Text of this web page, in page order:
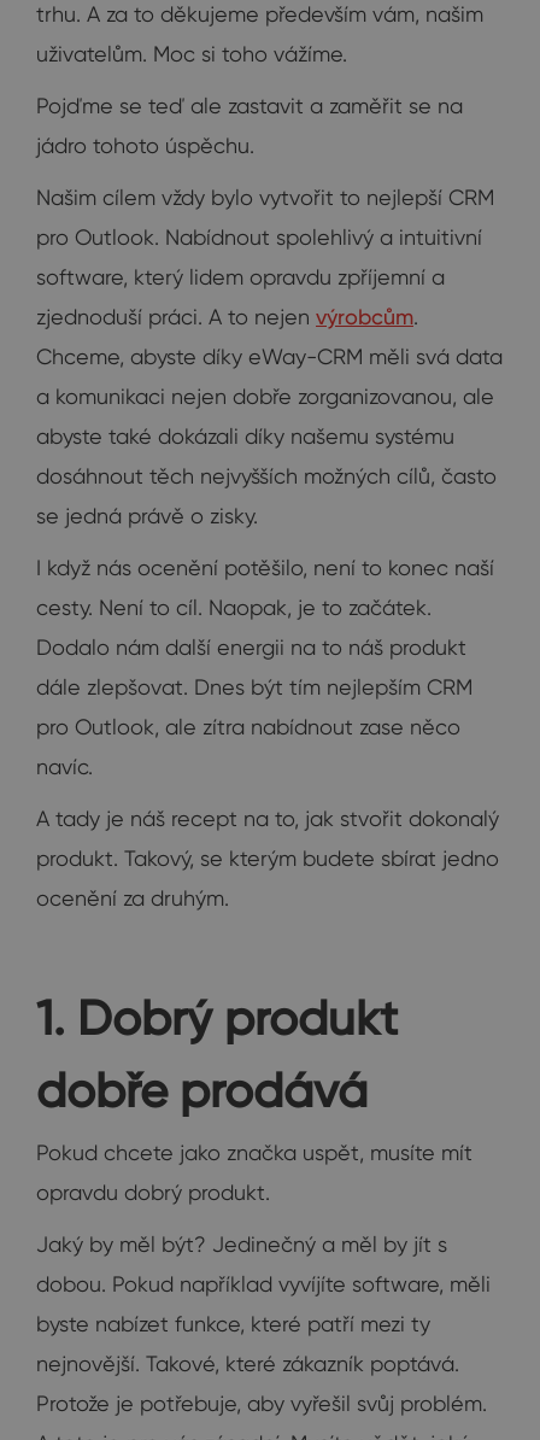
trhu. A za to děkujeme především vám, našim
uživatelům. Moc si toho vážíme.
Pojďme se teď ale zastavit a zaměřit se na
jádro tohoto úspěchu.
Našim cílem vždy bylo vytvořit to nejlepší CRM
pro Outlook. Nabídnout spolehlivý a intuitivní
software, který lidem opravdu zpříjemní a
zjednoduší práci. A to nejen výrobcům.
Chceme, abyste díky eWay-CRM měli svá data
a komunikaci nejen dobře zorganizovanou, ale
abyste také dokázali díky našemu systému
dosáhnout těch nejvyšších možných cílů, často
se jedná právě o zisky.
I když nás ocenění potěšilo, není to konec naší
cesty. Není to cíl. Naopak, je to začátek.
Dodalo nám další energii na to náš produkt
dále zlepšovat. Dnes být tím nejlepším CRM
pro Outlook, ale zítra nabídnout zase něco
navíc.
A tady je náš recept na to, jak stvořit dokonalý
produkt. Takový, se kterým budete sbírat jedno
ocenění za druhým.
1. Dobrý produkt
dobře prodává
Pokud chcete jako značka uspět, musíte mít
opravdu dobrý produkt.
Jaký by měl být? Jedinečný a měl by jít s
dobou. Pokud například vyvíjíte software, měli
byste nabízet funkce, které patří mezi ty
nejnovější. Takové, které zákazník poptává.
Protože je potřebuje, aby vyřešil svůj problém.